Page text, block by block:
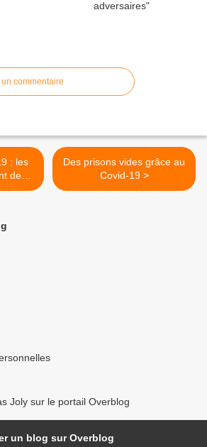
commentaire
de
!
Des prisons vides grâce au
Covid-19 >
Joly sur le portail Overblog
un blog sur Overblog